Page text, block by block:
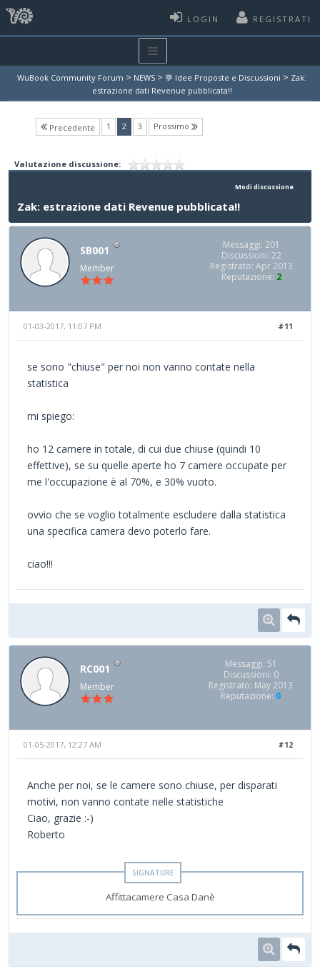
LOGIN REGISTRATI
WuBook Community Forum > NEWS > 💬 Idee Proposte e Discussioni > Zak:
estrazione dati Revenue pubblicata!!
Precedente 1 2(current)
3 Prossimo
Valutazione discussione:
Modi discussione
Zak: estrazione dati Revenue pubblicata!!
SB001
Member
Messaggi: 201
Discussioni: 22
Registrato: Apr 2013
Reputazione: 2
#11
01-03-2017, 11:07 PM
se sono "chiuse" per noi non vanno contate nella
statistica
mi spiego:
ho 12 camere in totale, di cui due chiuse (quindi 10
effettive), se su quelle aperte ho 7 camere occupate per
me l'occupazione è al 70%, e 30% vuoto.
ovvio che se voglio totalmente escludere dalla statistica
una specifica camera devo poterlo fare.
ciao!!!
RC001
Member
Messaggi: 51
Discussioni: 0
Registrato: May 2013
Reputazione: 0
#12
01-05-2017, 12:27 AM
Anche per noi, se le camere sono chiuse, per disparati
motivi, non vanno contate nelle statistiche
Ciao, grazie :-)
Roberto
Affittacamere Casa Danè